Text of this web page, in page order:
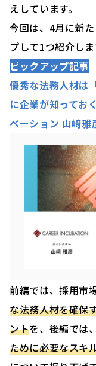
えしています。
今回は、4月に新
プして1つ紹介しま
ピックアップ記事
優秀な法務人材は
に企業が知ってお
ベーション 山﨑雅
前編では、採用市
な法務人材を確保
ントを、後編では、
ために必要なスキ